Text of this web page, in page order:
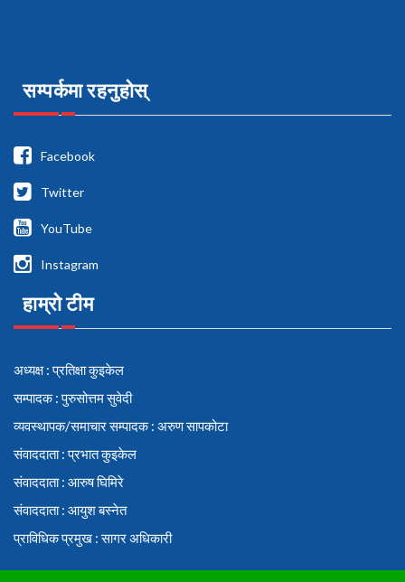
सम्पर्कमा रहनुहोस्
Facebook
Twitter
YouTube
Instagram
हाम्रो टीम
अध्यक्ष : प्रतिक्षा कुइकेल
सम्पादक : पुरुसोत्तम सुवेदी
व्यवस्थापक/समाचार सम्पादक : अरुण सापकोटा
संवाददाता : प्रभात कुइकेल
संवाददाता : आरुष घिमिरे
संवाददाता : आयुश बस्नेत
प्राविधिक प्रमुख : सागर अधिकारी